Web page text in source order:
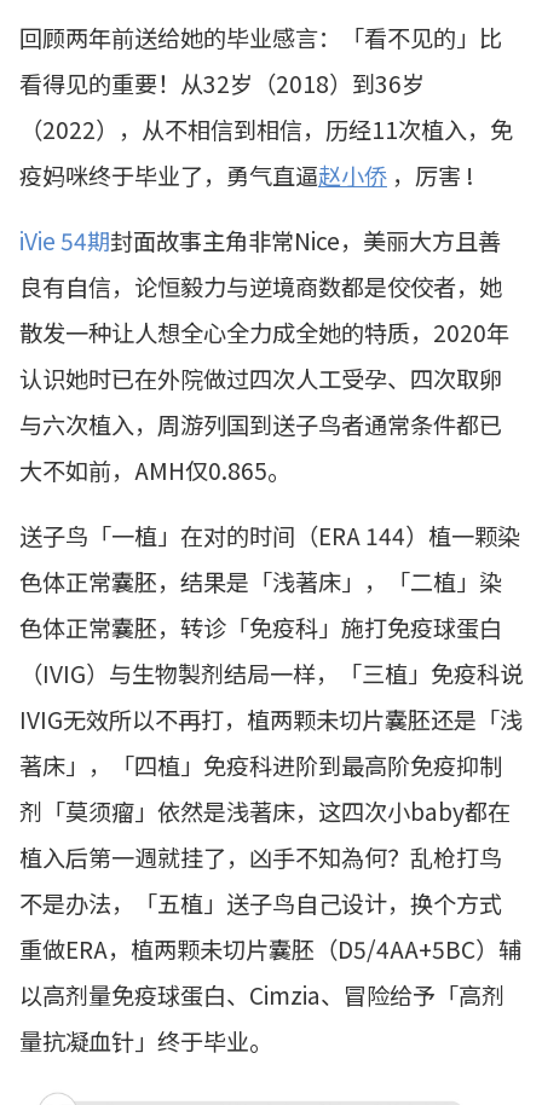
回顾两年前送给她的毕业感言：「看不见的」比
看得见的重要！从32岁（2018）到36岁
（2022），从不相信到相信，历经11次植入，免
疫妈咪终于毕业了，勇气直逼赵小侨 ，厉害 !
iVie 54期封面故事主角非常Nice，美丽大方且善
良有自信，论恒毅力与逆境商数都是佼佼者，她
散发一种让人想全心全力成全她的特质，2020年
认识她时已在外院做过四次人工受孕、四次取卵
与六次植入，周游列国到送子鸟者通常条件都已
大不如前，AMH仅0.865。
送子鸟「一植」在对的时间（ERA 144）植一颗染
色体正常囊胚，结果是「浅著床」，「二植」染
色体正常囊胚，转诊「免疫科」施打免疫球蛋白
（IVIG）与生物製剂结局一样，「三植」免疫科说
IVIG无效所以不再打，植两颗未切片囊胚还是「浅
著床」，「四植」免疫科进阶到最高阶免疫抑制
剂「莫须瘤」依然是浅著床，这四次小baby都在
植入后第一週就挂了，凶手不知為何？乱枪打鸟
不是办法，「五植」送子鸟自己设计，换个方式
重做ERA，植两颗未切片囊胚（D5/4AA+5BC）辅
以高剂量免疫球蛋白、Cimzia、冒险给予「高剂
量抗凝血针」终于毕业。